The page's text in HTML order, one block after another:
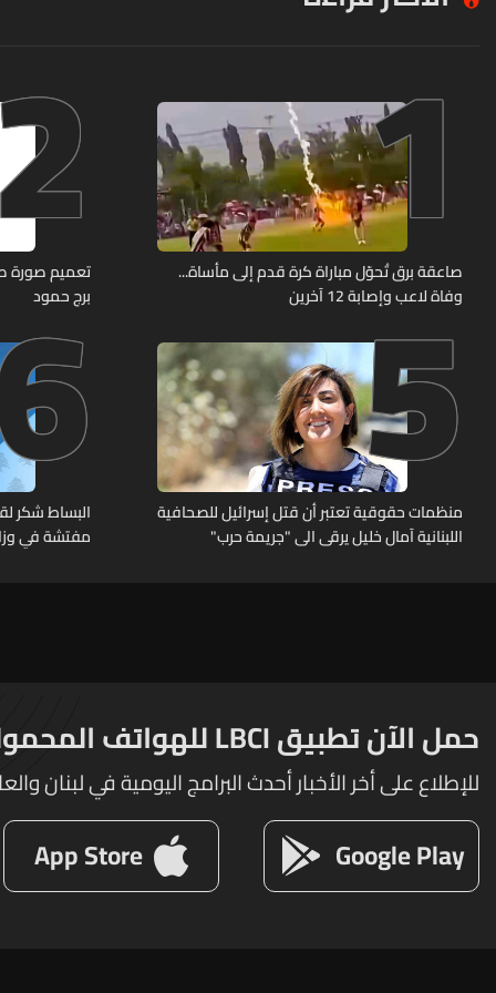
1
صاعقة برق تُحوّل مباراة كرة قدم إلى مأساة...
وفاة لاعب وإصابة 12 آخرين
برج حمود
5
منظمات حقوقية تعتبر أن قتل إسرائيل للصحافية
اللبنانية آمال خليل يرقى الى "جريمة حرب"
البساط شكر
مفتشة في
حمل الآن تطبيق LBCI للهواتف المحمولة
للإطلاع على أخر الأخبار أحدث البرامج اليومية في لبنان
Google Play
App Store